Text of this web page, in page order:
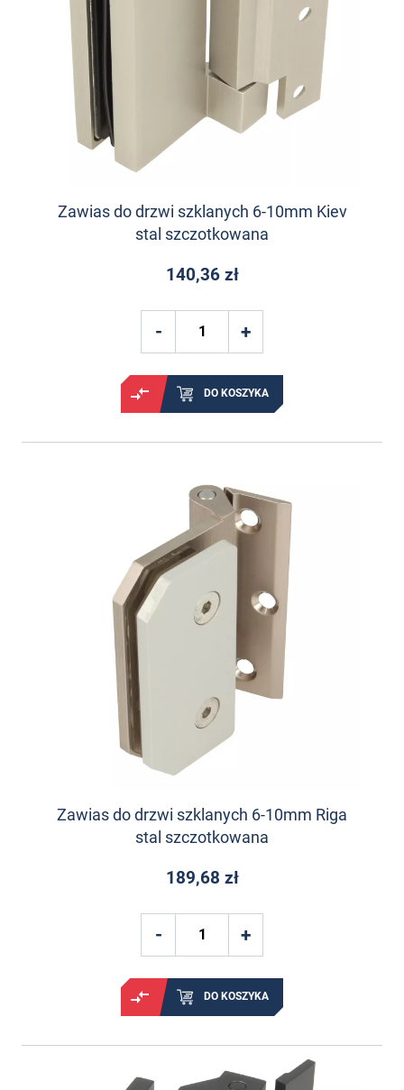
Zawias do drzwi szklanych 6-10mm Kiev
stal szczotkowana
140,36 zł
DO KOSZYKA
Zawias do drzwi szklanych 6-10mm Riga
stal szczotkowana
189,68 zł
DO KOSZYKA